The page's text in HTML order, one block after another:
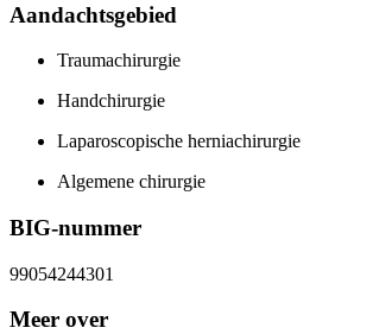
Aandachtsgebied
Traumachirurgie
Handchirurgie
Laparoscopische herniachirurgie
Algemene chirurgie
BIG-nummer
99054244301
Meer over